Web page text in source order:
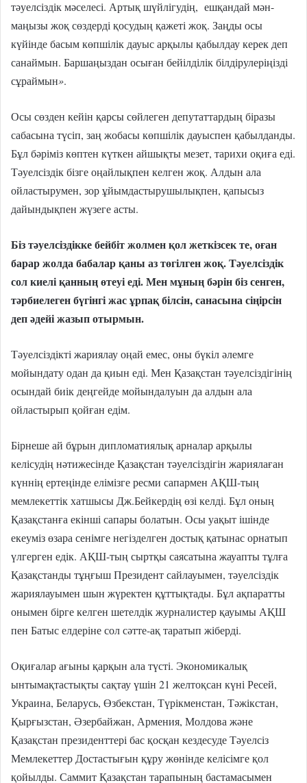
тәуелсіздік мәселесі. Артық шүйлігудің, ешқандай мән-
маңызы жоқ сөздерді қосудың қажеті жоқ. Заңды осы
күйінде басым көпшілік дауыс арқылы қабылдау керек деп
санаймын. Баршаңыздан осыған бейілділік білдірулеріңізді
сұраймын».
Осы сөзден кейін қарсы сөйлеген депутаттардың біразы
сабасына түсіп, заң жобасы көпшілік дауыспен қабылданды.
Бұл бәріміз көптен күткен айшықты мезет, тарихи оқиға еді.
Тәуелсіздік бізге оңайлықпен келген жоқ. Алдын ала
ойластырумен, зор ұйымдастырушылықпен, қапысыз
дайындықпен жүзеге асты.
Біз тәуелсіздікке бейбіт жолмен қол жеткізсек те, оған
барар жолда бабалар қаны аз төгілген жоқ. Тәуелсіздік
сол киелі қанның өтеуі еді. Мен мұның бәрін біз сенген,
тәрбиелеген бүгінгі жас ұрпақ білсін, санасына сіңірсін
деп әдейі жазып отырмын.
Тәуелсіздікті жариялау оңай емес, оны бүкіл әлемге
мойындату одан да қиын еді. Мен Қазақстан тәуелсіздігінің
осындай биік деңгейде мойындалуын да алдын ала
ойластырып қойған едім.
Бірнеше ай бұрын дипломатиялық арналар арқылы
келісудің нәтижесінде Қазақстан тәуелсіздігін жариялаған
күннің ертеңінде елімізге ресми сапармен АҚШ-тың
мемлекеттік хатшысы Дж.Бейкердің өзі келді. Бұл оның
Қазақстанға екінші сапары болатын. Осы уақыт ішінде
екеуміз өзара сенімге негізделген достық қатынас орнатып
үлгерген едік. АҚШ-тың сыртқы саясатына жауапты тұлға
Қазақстанды тұңғыш Президент сайлауымен, тәуелсіздік
жариялауымен шын жүректен құттықтады. Бұл ақпаратты
онымен бірге келген шетелдік журналистер қауымы АҚШ
пен Батыс елдеріне сол сәтте-ақ таратып жіберді.
Оқиғалар ағыны қарқын ала түсті. Экономикалық
ынтымақтастықты сақтау үшін 21 желтоқсан күні Ресей,
Украина, Беларусь, Өзбекстан, Түрікменстан, Тәжікстан,
Қырғызстан, Әзербайжан, Армения, Молдова және
Қазақстан президенттері бас қосқан кездесуде Тәуелсіз
Мемлекеттер Достастығын құру жөнінде келісімге қол
қойылды. Саммит Қазақстан тарапының бастамасымен